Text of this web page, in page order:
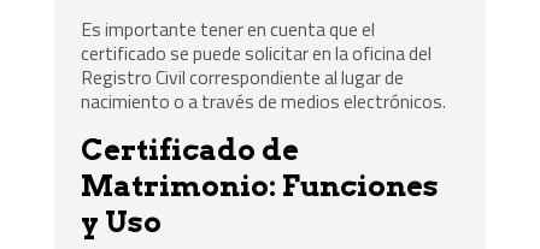
Es importante tener en cuenta que el
certificado se puede solicitar en la oficina del
Registro Civil correspondiente al lugar de
nacimiento o a través de medios electrónicos.
Certificado de
Matrimonio: Funciones
y Uso